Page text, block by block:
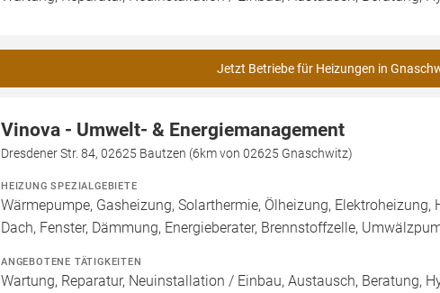
Jetzt Betriebe für Heizungen in
Vinova - Umwelt- & Energiemanagement
Dresdener Str. 84, 02625 Bautzen (6km von 02625 Gnaschwitz)
HEIZUNG SPEZIALGEBIETE
Wärmepumpe, Gasheizung, Solarthermie, Ölheizung,
Dach, Fenster, Dämmung, Energieberater, Brennstoffzelle,
ANGEBOTENE TÄTIGKEITEN
Wartung, Reparatur, Neuinstallation / Einbau, Austausch, Beratung,